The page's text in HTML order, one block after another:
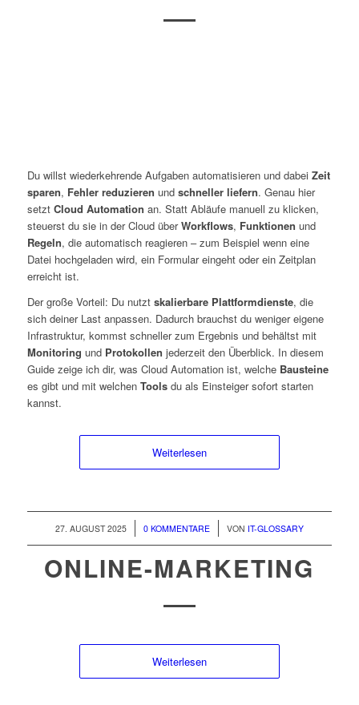
Du willst wiederkehrende Aufgaben automatisieren und dabei Zeit
sparen, Fehler reduzieren und schneller liefern. Genau hier
setzt Cloud Automation an. Statt Abläufe manuell zu klicken,
steuerst du sie in der Cloud überWorkflows, Funktionen und
Regeln, die automatisch reagieren – zum Beispiel wenn eine
Datei hochgeladen wird, ein Formular eingeht oder ein Zeitplan
erreicht ist.
Der große Vorteil: Du nutzt skalierbare Plattformdienste, die
sich deiner Last anpassen. Dadurch brauchst du weniger eigene
Infrastruktur, kommst schneller zum Ergebnis und behältst mit
Monitoring und Protokollen jederzeit den Überblick. In diesem
Guide zeige ich dir, was Cloud Automation ist, welche Bausteine
es gibt und mit welchen Toolsdu als Einsteiger sofort starten
kannst.
Weiterlesen
27. AUGUST 2025
/ 0 KOMMENTARE
/ VON IT-GLOSSARY
ONLINE-MARKETING
Weiterlesen